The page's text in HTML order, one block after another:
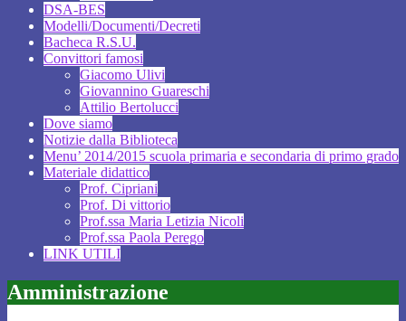
DSA-BES
Modelli/Documenti/Decreti
Bacheca R.S.U.
Convittori famosi
Giacomo Ulivi
Giovannino Guareschi
Attilio Bertolucci
Dove siamo
Notizie dalla Biblioteca
Menu’ 2014/2015 scuola primaria e secondaria di primo grado
Materiale didattico
Prof. Cipriani
Prof. Di vittorio
Prof.ssa Maria Letizia Nicoli
Prof.ssa Paola Perego
LINK UTILI
Amministrazione